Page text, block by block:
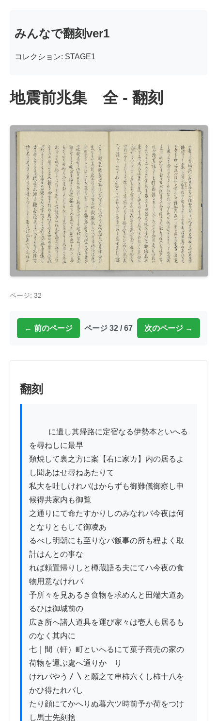
みんなで翻刻ver1
コレクション: STAGE1
地震前兆集 全 - 翻刻
ページ: 32
← 前のページ ページ 32 / 67 次のページ →
翻刻
を尋ねしに最早
類焼して裏之方に案【右に家カ】内の居るよ
し聞あはせ尋ねあたりて
私大を吐しけれバはからずも御難儀御察し申
候得共家内も御覧
之通りにて命たすかりしのみなれバ今夜は何
となりともして御凌あ
るべし明朝にも至りなバ飯事の所も程よく取
計はんとの事な
れば頼置帰りしと樽蔵語る夫にてハ今夜の食
物用意なけれバ
予所々を見あるき食物を求めんと田端大道あ
るひは御城前の
広き所へ諸人道具を運び家々は壱人も居るも
のなく其内に
七｜間（軒）町といへるにて菓子商売の家の
荷物を運ぶ處へ通りかゝり
けれバやう〳〵と願之て串柿六くし柿十八を
かひ得たれバし
たり顔にてかへりぬ暮六ツ時前予か荷をつけ
し馬士先刻捨